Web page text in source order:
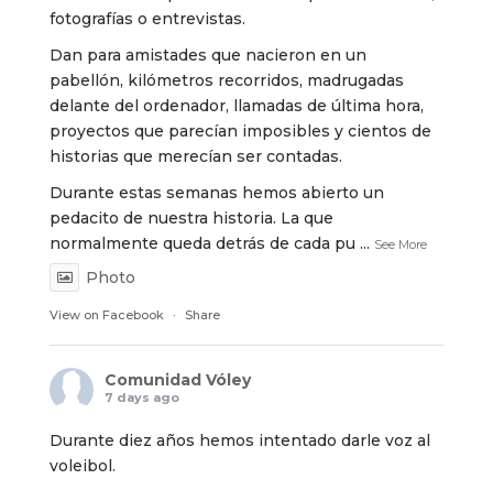
fotografías o entrevistas.
Dan para amistades que nacieron en un
pabellón, kilómetros recorridos, madrugadas
delante del ordenador, llamadas de última hora,
proyectos que parecían imposibles y cientos de
historias que merecían ser contadas.
Durante estas semanas hemos abierto un
pedacito de nuestra historia. La que
normalmente queda detrás de cada pu ... See More
Photo
View on Facebook · Share
Comunidad Vóley
7 days ago
Durante diez años hemos intentado darle voz al
voleibol.